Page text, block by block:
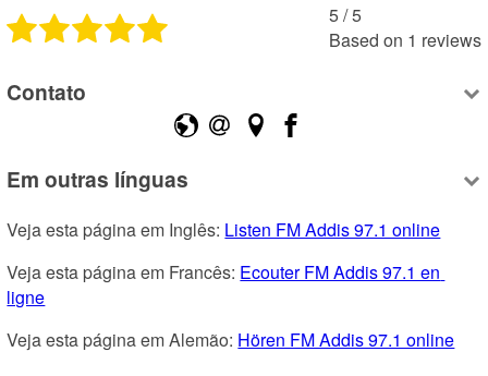
5 /5
Based on 1 reviews
Contato
Em outras línguas
Veja esta página em Inglês: Listen FM Addis 97.1 online
Veja esta página em Francês: Ecouter FM Addis 97.1 en
ligne
Veja esta página em Alemão: Hören FM Addis 97.1 online